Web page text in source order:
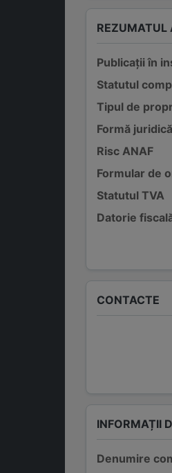
REZUMATUL
Publicații în
Statutul
Tipul de
Formă juridică
Risc ANAF
Formular de
Statutul TVA
Datorie
CONTACTE
INFORMAȚII
Denumire